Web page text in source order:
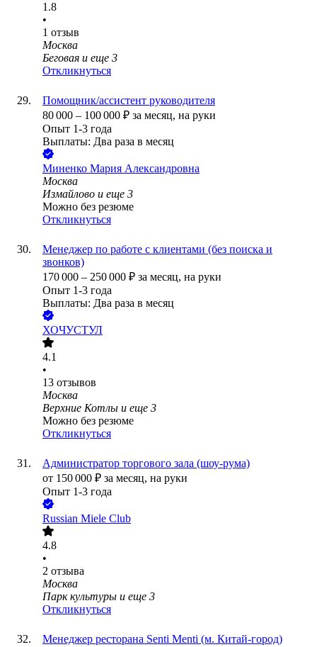
1.8
•
1 отзыв
Москва
Беговая и еще 3
Откликнуться
Помощник/ассистент руководителя
80 000 – 100 000 ₽ за месяц, на руки
Опыт 1-3 года
Выплаты: Два раза в месяц
Миненко Мария Александровна
Москва
Измайлово и еще 3
Можно без резюме
Откликнуться
Менеджер по работе с клиентами (без поиска и
звонков)
170 000 – 250 000 ₽ за месяц, на руки
Опыт 1-3 года
Выплаты: Два раза в месяц
ХОЧУСТУЛ
4.1
•
13 отзывов
Москва
Верхние Котлы и еще 3
Можно без резюме
Откликнуться
Администратор торгового зала (шоу-рума)
от 150 000 ₽ за месяц, на руки
Опыт 1-3 года
Russian Miele Club
4.8
•
2 отзыва
Москва
Парк культуры и еще 3
Откликнуться
Менеджер ресторана Senti Menti (м. Китай-город)